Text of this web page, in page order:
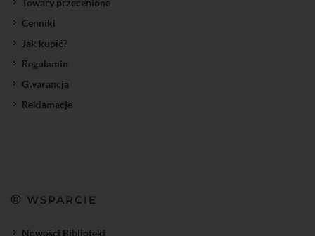
Towary przecenione
Cenniki
Jak kupić?
Regulamin
Gwarancja
Reklamacje
WSPARCIE
Nowości Biblioteki